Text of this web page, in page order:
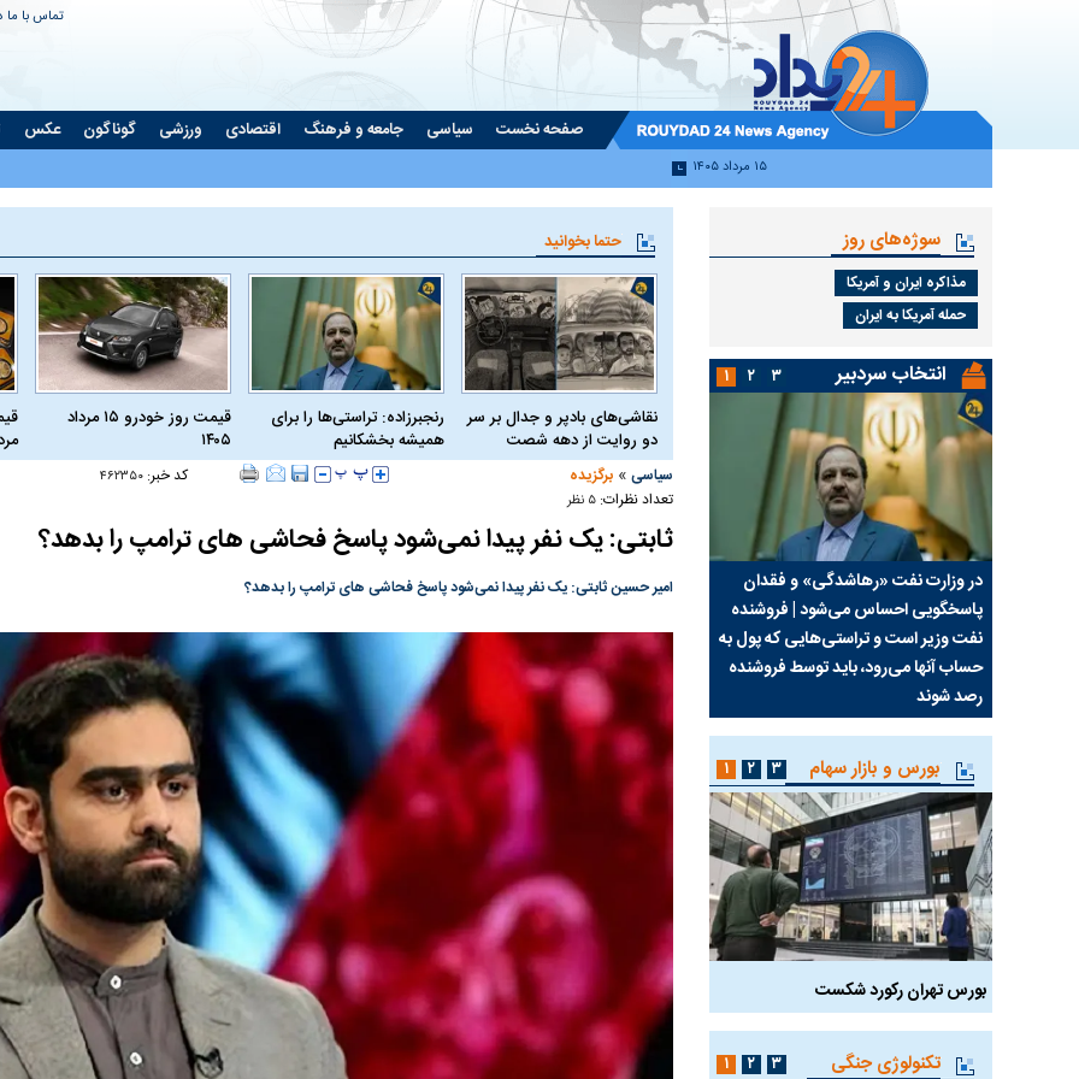
تماس با ما
صفحه نخست سیاسی جامعه و فرهنگ اقتصادی ورزشی گوناگون عکس
۱۵ مرداد ۱۴۰۵
حتما بخوانید
نقاشی‌های بادپر و جدال بر سر
دو روایت از دهه شصت
رنجبرزاده: تراستی‌ها را برای
همیشه بخشکانیم
قیمت روز خودرو ۱۵ مرداد
۱۴۰۵
سیاسی » برگزیده کد خبر:۴۶۲۳۵۰
تعداد نظرات: ۵ نظر
ثابتی: یک نفر پیدا نمی‌شود پاسخ فحاشی های ترامپ را بدهد؟
امیر حسین ثابتی: یک نفر پیدا نمی‌شود پاسخ فحاشی های ترامپ را بدهد؟
سوژه‌های روز
مذاکره ایران و آمریکا
حمله آمریکا به ایران
انتخاب سردبیر
در وزارت نفت «رهاشدگی» و فقدان
پاسخگویی احساس می‌شود | فروشنده
نفت وزیر است و تراستی‌هایی که پول به
حساب آنها می‌رود، باید توسط فروشنده
رصد شوند
چرا رویای آمریکایی سرنگونی رژیم و
پرده تجارت پهپاد‌ ۱۵۰۰ دلاری که
واشنگتن را زمین زد
مطالعه رفتار هیستریک صدا و سیما علیه
نفت وزیر است و
حساب آنها
رصد شوند
۱ ۲ ۳
بورس و بازار سهام
بورس تهران رکورد شکست سیگنال مثبت دیپلماسی به بورس پرواز ۱۰۰ هزار واحدی شاخص کل بورس بورس تهران
۱ ۲ ۳
تکنولوژی جنگی ۱ ۲ ۳